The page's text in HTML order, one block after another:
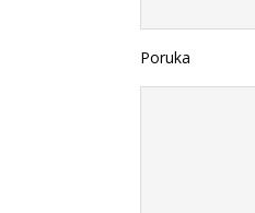
Poruka